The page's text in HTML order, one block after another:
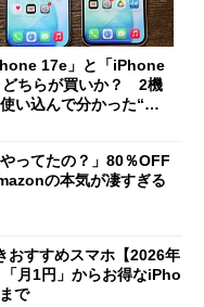
17e」と「iPhone
どちらが買いか？ 2機
い込んで分かった“ス
ってたの？」80％OFF
の本気が凄すぎる
おすすめスマホ【2026年
月1円」からお得なiPho
で